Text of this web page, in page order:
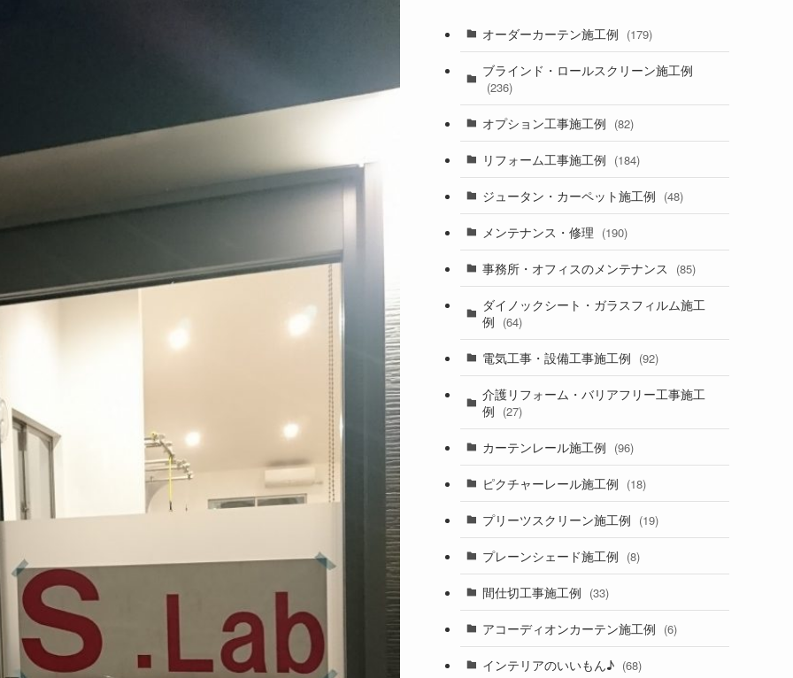
オーダーカーテン施工例 (179)
ブラインド・ロールスクリーン施工例
(236)
オプション工事施工例 (82)
リフォーム工事施工例 (184)
ジュータン・カーペット施工例 (48)
メンテナンス・修理 (190)
事務所・オフィスのメンテナンス (85)
ダイノックシート・ガラスフィルム施工
例 (64)
電気工事・設備工事施工例 (92)
介護リフォーム・バリアフリー工事施工
例 (27)
カーテンレール施工例 (96)
ピクチャーレール施工例 (18)
プリーツスクリーン施工例 (19)
プレーンシェード施工例 (8)
間仕切工事施工例 (33)
アコーディオンカーテン施工例 (6)
インテリアのいいもん♪ (68)